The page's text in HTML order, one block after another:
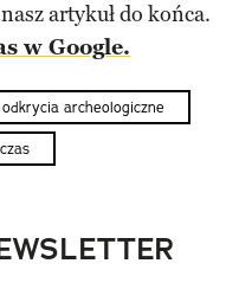
artykuł do końca.
w Google.
odkrycia archeologiczne